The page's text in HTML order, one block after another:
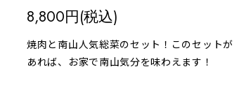
8,800円(税込)
焼肉と南山人気総菜のセット！このセットが
あれば、お家で南山気分を味わえます！